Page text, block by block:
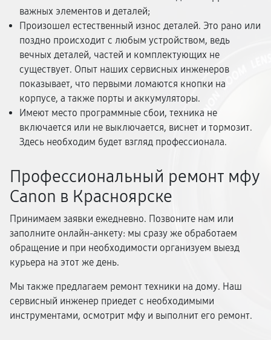
важных элементов и деталей;
Произошел естественный износ деталей. Это рано или
поздно происходит с любым устройством, ведь
вечных деталей, частей и комплектующих не
существует. Опыт наших сервисных инженеров
показывает, что первыми ломаются кнопки на
корпусе, а также порты и аккумуляторы.
Имеют место программные сбои, техника не
включается или не выключается, виснет и тормозит.
Здесь необходим будет взгляд профессионала.
Профессиональный ремонт мфу
Canon в Красноярске
Принимаем заявки ежедневно. Позвоните нам или
заполните онлайн-анкету: мы сразу же обработаем
обращение и при необходимости организуем выезд
курьера на этот же день.
Мы также предлагаем ремонт техники на дому. Наш
сервисный инженер приедет с необходимыми
инструментами, осмотрит мфу и выполнит его ремонт.